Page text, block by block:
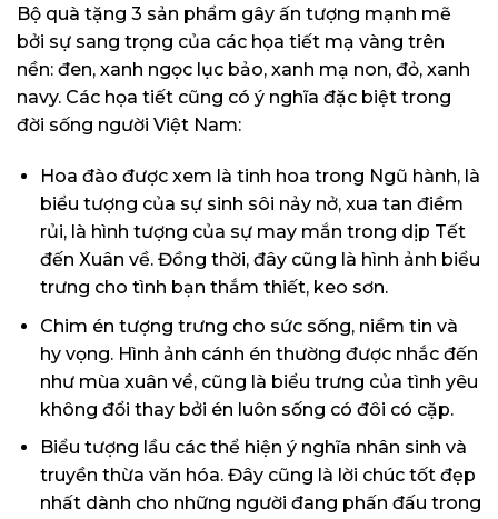
Bộ quà tặng 3 sản phẩm gây ấn tượng mạnh mẽ
bởi sự sang trọng của các họa tiết mạ vàng trên
nền: đen, xanh ngọc lục bảo, xanh mạ non, đỏ, xanh
navy. Các họa tiết cũng có ý nghĩa đặc biệt trong
đời sống người Việt Nam:
Hoa đào được xem là tinh hoa trong Ngũ hành, là
biểu tượng của sự sinh sôi nảy nở, xua tan điềm
rủi, là hình tượng của sự may mắn trong dịp Tết
đến Xuân về. Đồng thời, đây cũng là hình ảnh biểu
trưng cho tình bạn thắm thiết, keo sơn.
Chim én tượng trưng cho sức sống, niềm tin và
hy vọng. Hình ảnh cánh én thường được nhắc đến
như mùa xuân về, cũng là biểu trưng của tình yêu
không đổi thay bởi én luôn sống có đôi có cặp.
Biểu tượng lầu các thể hiện ý nghĩa nhân sinh và
truyền thừa văn hóa. Đây cũng là lời chúc tốt đẹp
nhất dành cho những người đang phấn đấu trong